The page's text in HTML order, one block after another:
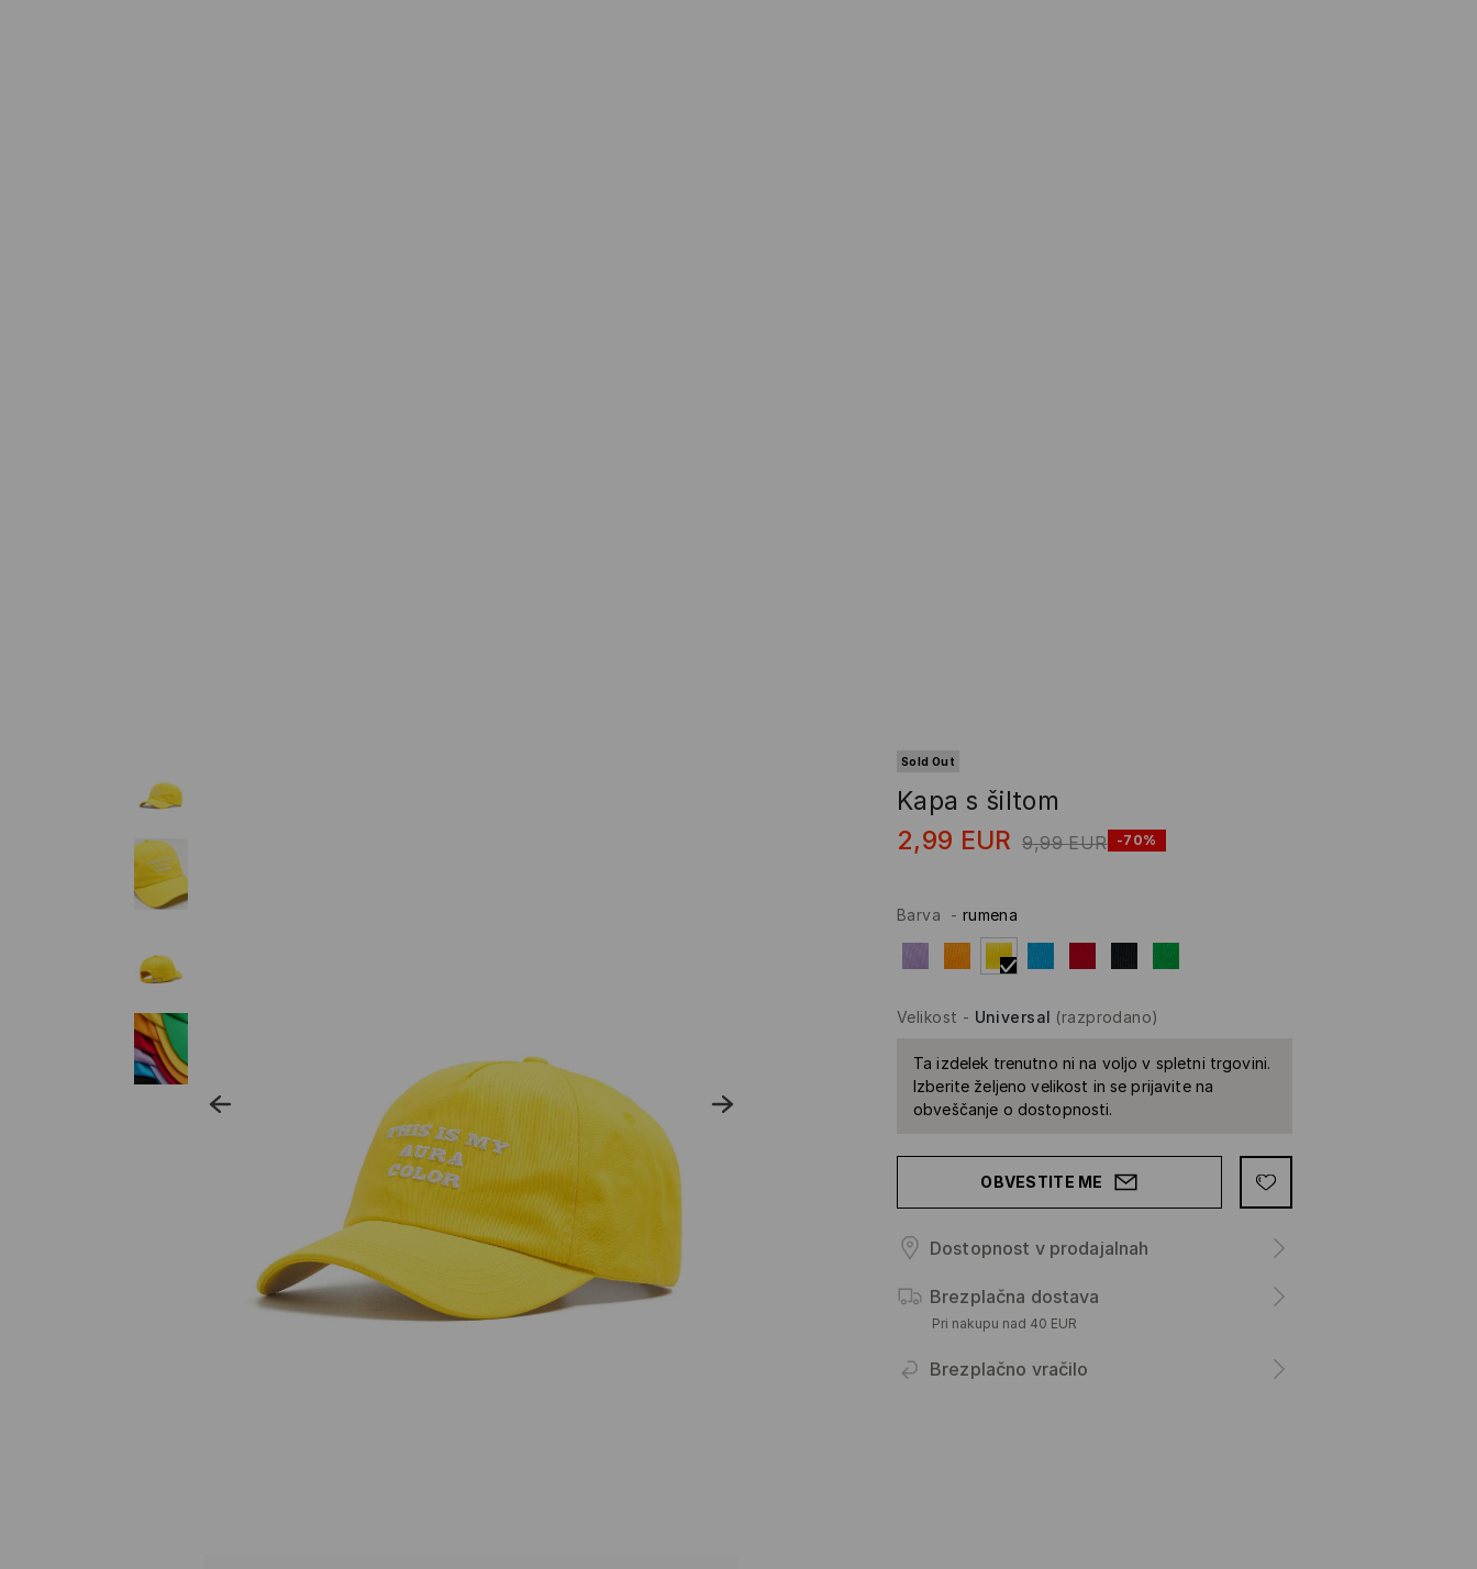
Sold Out
Kapa s šiltom
2,99 EUR 9,99 EUR -70%
Barva - rumena
Velikost - Universal (razprodano)
Ta izdelek trenutno ni na voljo v spletni trgovini.
Izberite željeno velikost in se prijavite na
obveščanje o dostopnosti.
OBVESTITE ME
Dostopnost v prodajalnah
Brezplačna dostava
Pri nakupu nad 40 EUR
Brezplačno vračilo